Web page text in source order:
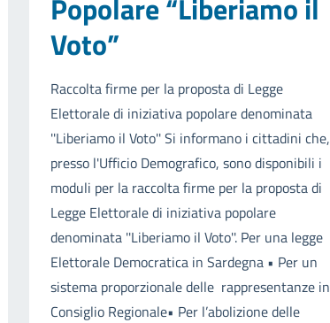
Voto”
Raccolta firme per la proposta di Legge
Elettorale di iniziativa popolare denominata
''Liberiamo il Voto'' Si informano i cittadini che,
presso l'Ufficio Demografico, sono disponibili i
moduli per la raccolta firme per la proposta di
Legge Elettorale di iniziativa popolare
denominata ''Liberiamo il Voto''. Per una legge
Elettorale Democratica in Sardegna • Per un
sistema proporzionale delle rappresentanze in
Consiglio Regionale• Per l’abolizione delle